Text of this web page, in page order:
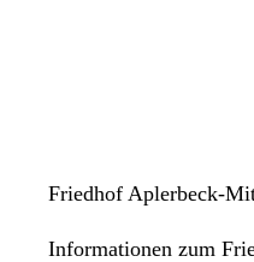
Friedhof Aplerbeck-
Informationen zum